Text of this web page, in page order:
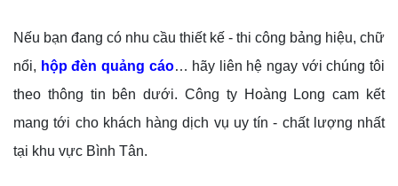
Nếu bạn đang có nhu cầu thiết kế - thi công bảng hiệu, chữ
nổi, hộp đèn quảng cáo… hãy liên hệ ngay với chúng tôi
theo thông tin bên dưới. Công ty Hoàng Long cam kết
mang tới cho khách hàng dịch vụ uy tín - chất lượng nhất
tại khu vực Bình Tân.